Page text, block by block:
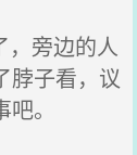
旁边的人
脖子看，议
。